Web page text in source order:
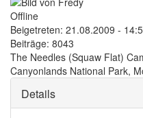
Offline
Beigetreten: 21.08.2009 -
Beiträge: 8043
The Needles (Squaw Flat)
Canyonlands National Park,
Details